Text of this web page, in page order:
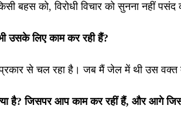
बहस को, विरोधी विचार को सुनना नहीं पसंद
उसके लिए काम कर रही हैं?
प्रकार से चल रहा है। जब मैं जेल में थी उस वक्त
है? जिसपर आप काम कर रहीं हैं, और आगे